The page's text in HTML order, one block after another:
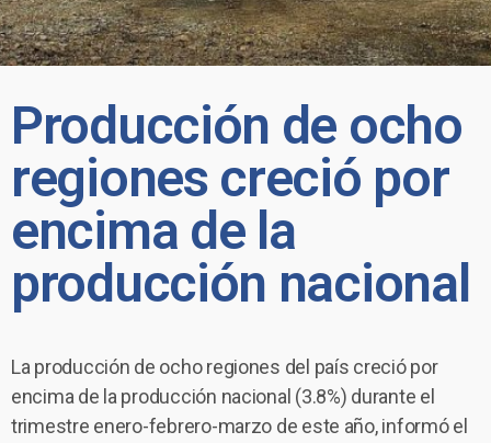
Producción de ocho
regiones creció por
encima de la
producción nacional
La producción de ocho regiones del país creció por
encima de la producción nacional (3.8%) durante el
trimestre enero-febrero-marzo de este año, informó el